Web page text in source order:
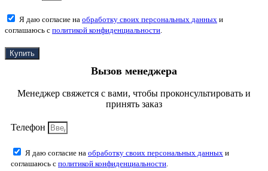
Я даю согласие на обработку своих персональных данных и
соглашаюсь с политикой конфиденциальности.
Купить
Вызов менеджера
Менеджер свяжется с вами, чтобы проконсультировать и
принять заказ
Телефон
Я даю согласие на обработку своих персональных данных и
соглашаюсь с политикой конфиденциальности.